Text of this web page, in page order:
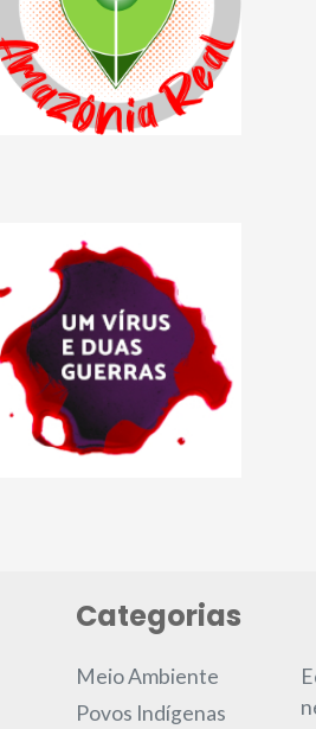
Categorias
Meio Ambiente
Povos Indígenas